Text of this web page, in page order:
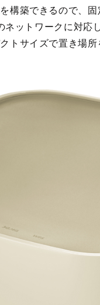
構築できるので、
ットワークに対応
トサイズで置き場所